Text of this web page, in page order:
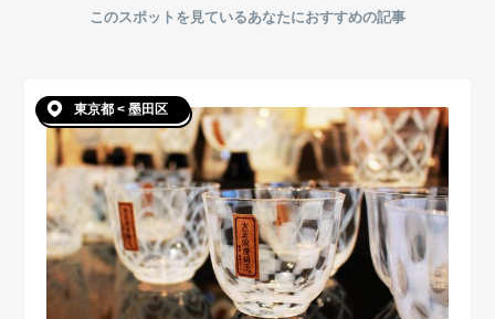
このスポットを見ているあなたにおすすめの記事
東京都 < 墨田区